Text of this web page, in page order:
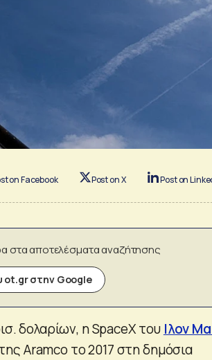
on Facebook Post on X Post on
στα αποτελέσματα αναζήτησης
ot.gr στην Google
δολαρίων, η SpaceX του Iλον
Aramco το 2017 στη δημόσια